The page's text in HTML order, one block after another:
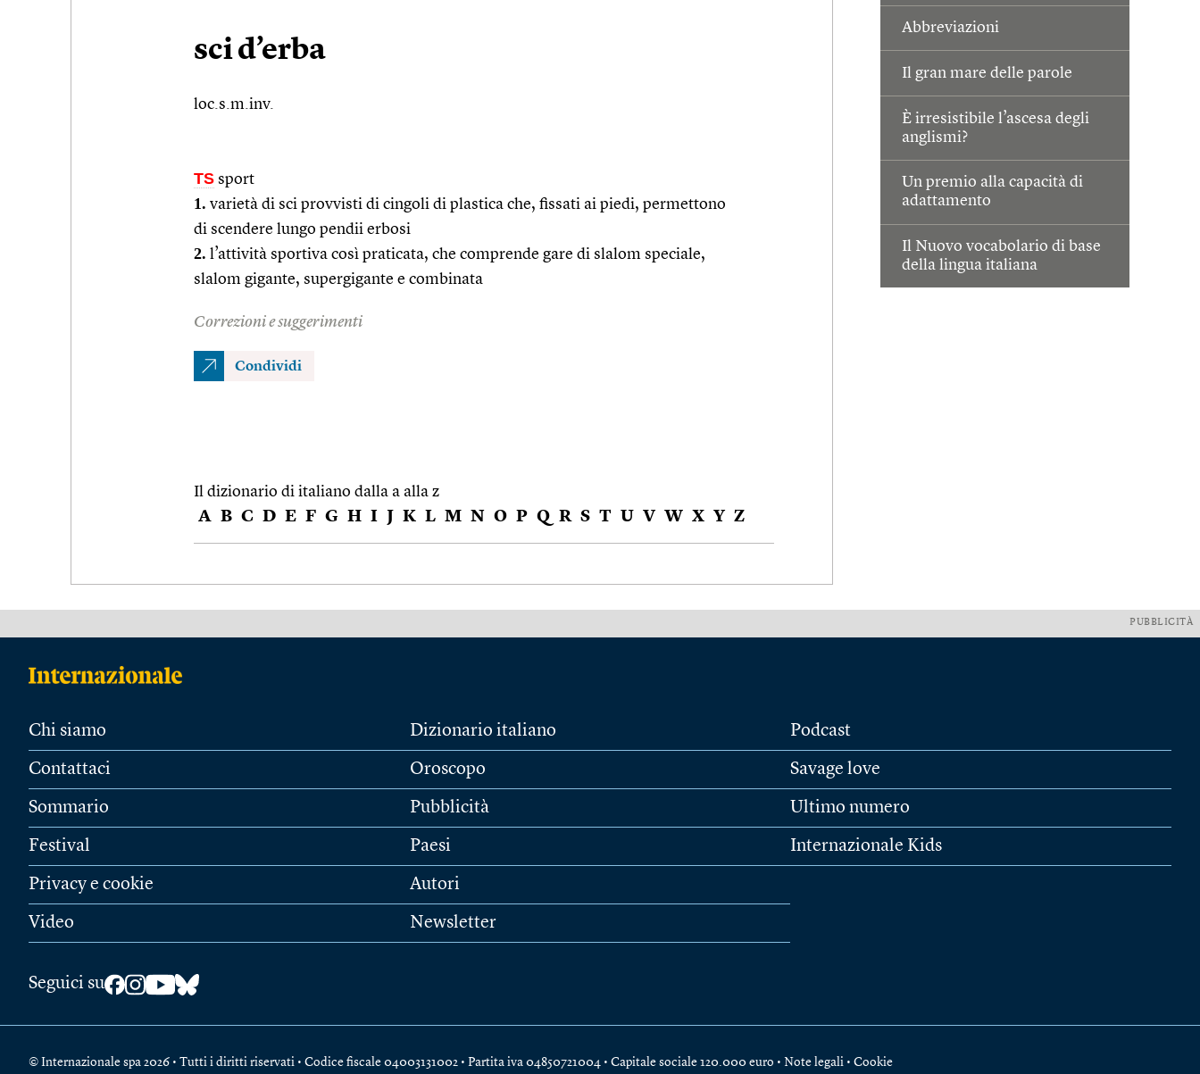
Abbreviazioni
Il gran mare delle parole
È irresistibile l’ascesa degli
anglismi?
Un premio alla capacità di
adattamento
Il Nuovo vocabolario di base
della lingua italiana
sci d’erba
loc.s.m.inv.
TS sport
1. varietà di sci provvisti di cingoli di plastica che, fissati ai piedi, permettono
di scendere lungo pendii erbosi
2. l’attività sportiva così praticata, che comprende gare di slalom speciale,
slalom gigante, supergigante e combinata
Correzioni e suggerimenti
Condividi
Il dizionario di italiano dalla a alla z
A B C D E F G H I J K L M N O P Q R S T U V W X Y Z
PUBBLICITÀ
Chi siamo
Contattaci
Sommario
Festival
Privacy e cookie
Video
Dizionario italiano
Oroscopo
Pubblicità
Paesi
Autori
Newsletter
Podcast
Savage love
Ultimo numero
Internazionale Kids
Seguici su
© Internazionale spa 2026 • Tutti i diritti riservati • Codice fiscale 04003131002 • Partita iva 04850721004 • Capitale sociale 120.000 euro • Note legali • Cookie